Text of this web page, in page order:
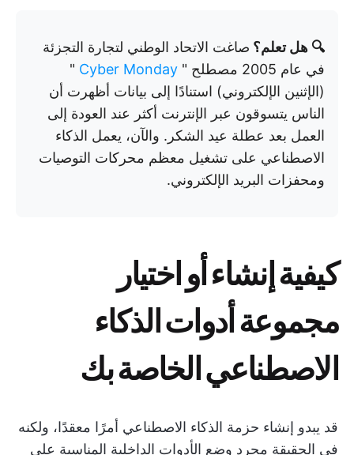
🔍 هل تعلم؟ صاغت الاتحاد الوطني لتجارة التجزئة
في عام 2005 مصطلح "
Cyber Monday
"
(الإثنين الإلكتروني) استنادًا إلى بيانات أظهرت أن
الناس يتسوقون عبر الإنترنت أكثر عند العودة إلى
العمل بعد عطلة عيد الشكر. والآن، يعمل الذكاء
الاصطناعي على تشغيل معظم محركات التوصيات
ومحفزات البريد الإلكتروني.
كيفية إنشاء أو اختيار
مجموعة أدوات الذكاء
الاصطناعي الخاصة بك
قد يبدو إنشاء حزمة الذكاء الاصطناعي أمرًا معقدًا، ولكنه
في الحقيقة مجرد وضع الأدوات الداخلية المناسبة على